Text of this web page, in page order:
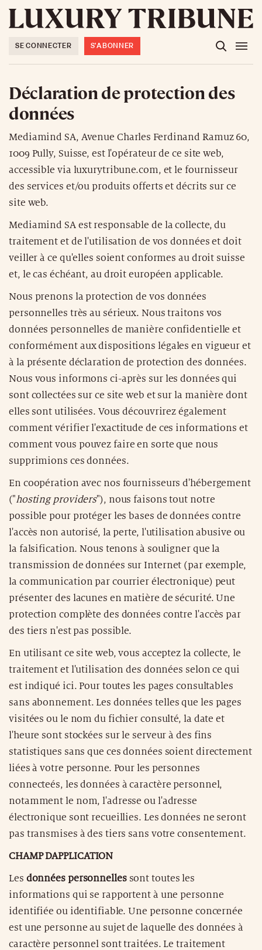
SE CONNECTER S'ABONNER
Déclaration de protection des
données
Mediamind SA, Avenue Charles Ferdinand Ramuz 60,
1009 Pully, Suisse, est l'opérateur de ce site web,
accessible via luxurytribune.com, et le fournisseur
des services et/ou produits offerts et décrits sur ce
site web.
Mediamind SA est responsable de la collecte, du
traitement et de l'utilisation de vos données et doit
veiller à ce qu'elles soient conformes au droit suisse
et, le cas échéant, au droit européen applicable.
Nous prenons la protection de vos données
personnelles très au sérieux. Nous traitons vos
données personnelles de manière confidentielle et
conformément aux dispositions légales en vigueur et
à la présente déclaration de protection des données.
Nous vous informons ci-après sur les données qui
sont collectées sur ce site web et sur la manière dont
elles sont utilisées. Vous découvrirez également
comment vérifier l'exactitude de ces informations et
comment vous pouvez faire en sorte que nous
supprimions ces données.
En coopération avec nos fournisseurs d'hébergement
("hosting providers"), nous faisons tout notre
possible pour protéger les bases de données contre
l'accès non autorisé, la perte, l'utilisation abusive ou
la falsification. Nous tenons à souligner que la
transmission de données sur Internet (par exemple,
la communication par courrier électronique) peut
présenter des lacunes en matière de sécurité. Une
protection complète des données contre l'accès par
des tiers n'est pas possible.
En utilisant ce site web, vous acceptez la collecte, le
traitement et l'utilisation des données selon ce qui
est indiqué ici. Pour toutes les pages consultables
sans abonnement. Les données telles que les pages
visitées ou le nom du fichier consulté, la date et
l'heure sont stockées sur le serveur à des fins
statistiques sans que ces données soient directement
liées à votre personne. Pour les personnes
connecteés, les données à caractère personnel,
notamment le nom, l'adresse ou l'adresse
électronique sont recueillies. Les données ne seront
pas transmises à des tiers sans votre consentement.
CHAMP DAPPLICATION
Les données personnelles sont toutes les
informations qui se rapportent à une personne
identifiée ou identifiable. Une personne concernée
est une personne au sujet de laquelle des données à
caractère personnel sont traitées. Le traitement